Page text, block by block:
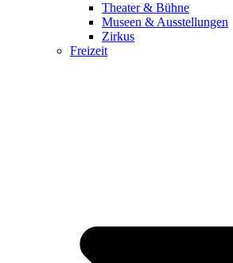
Theater & Bühne
Museen & Ausstellungen
Zirkus
Freizeit